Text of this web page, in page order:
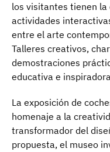
los visitantes tienen
actividades
entre el arte
Talleres creativos,
demostraciones
educativa e
La exposición de
homenaje a la
transformador del
propuesta, el museo